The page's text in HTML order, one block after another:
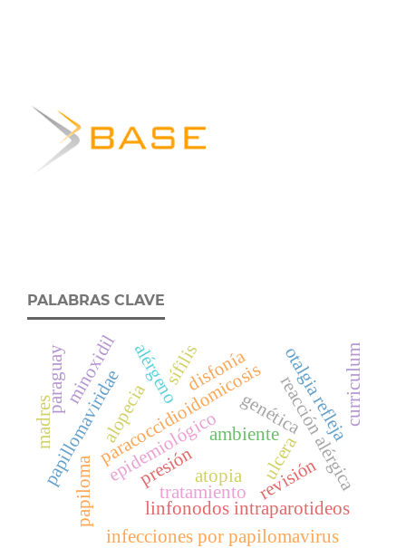
PALABRAS CLAVE
epidemiológico
paracoccidioidomicosis
alérgeno
ambiente
atopia
genéticareacción alérgica
presión ulcera
tratamiento
papiloma
disfonía
infecciones por papilomavirus
papillomaviridaealopecia
minoxidil otalgia refleja
linfonodos intraparotideos
revisión
curriculum
paraguay sífilis
madres